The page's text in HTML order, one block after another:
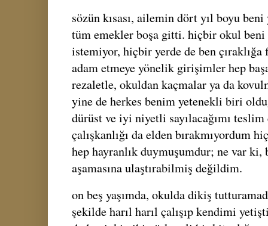
sözün kısası, ailemin dört yıl boyu
tüm emekler boşa gitti. hiçbir okul beni
istemiyor, hiçbir yerde de ben
adam etmeye yönelik girişimler hep
rezaletle, okuldan kaçmalar ya da
yine de herkes benim yetenekli biri
dürüst ve iyi niyetli sayılacağımı
çalışkanlığı da elden bırakmıyordum
hep hayranlık duymuşumdur; ne var ki,
aşamasına ulaştırabilmiş değildim.
on beş yaşımda, okulda dikiş
şekilde harıl harıl çalışıp kendimi